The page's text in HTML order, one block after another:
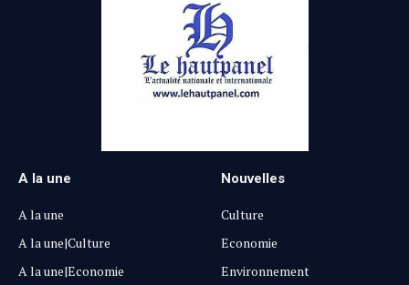
A la une
A la une
A la une|Culture
A la une|Economie
Nouvelles
Culture
Economie
Environnement